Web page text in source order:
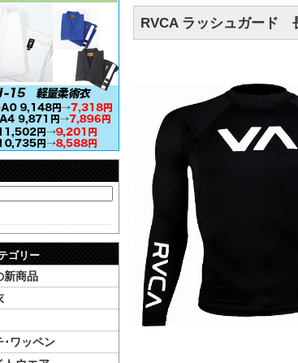
ゴリー
新商品
･ワッペン
RVCA ラッシュガード